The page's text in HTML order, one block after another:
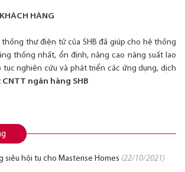
HÀNG
thống thư điện tử của SHB đã giúp cho hệ thống
thống nhất, ổn định, nâng cao năng suất lao
tục nghiên cứu và phát triển các ứng dụng, dịch
CNTT ngân hàng SHB
siêu hội tụ cho Masterise Homes (22/10/2021)